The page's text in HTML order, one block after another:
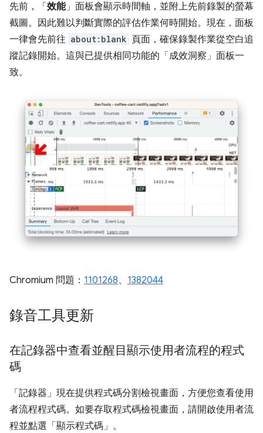
先前，「 效能」面板會顯示時間軸，並附上先前錄製的螢幕
截圖。因此難以判斷實際的評估作業何時開始。現在，面板
一律會先前往 about:blank 頁面，確保錄製作業從空白追
蹤記錄開始。這與已提供相同功能的「成效洞察」 面板一
致。
Chromium 問題： 1101268、 1382044
錄音工具更新
在記錄器中查看並醒目顯示使用者流程的程式
碼
「記錄器」 現在提供程式碼分割檢視畫面，方便您查看使用
者流程程式碼。如要存取程式碼檢視畫面，請開啟使用者流
程並點選「顯示程式碼」 。